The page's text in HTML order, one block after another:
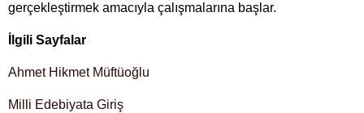
gerçekleştirmek amacıyla çalışmalarına başlar.
İlgili Sayfalar
Ahmet Hikmet Müftüoğlu
Milli Edebiyata Giriş